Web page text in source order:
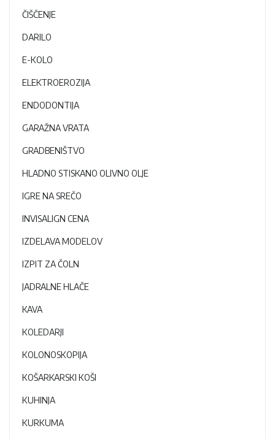
ČIŠČENJE
DARILO
E-KOLO
ELEKTROEROZIJA
ENDODONTIJA
GARAŽNA VRATA
GRADBENIŠTVO
HLADNO STISKANO OLIVNO OLJE
IGRE NA SREČO
INVISALIGN CENA
IZDELAVA MODELOV
IZPIT ZA ČOLN
JADRALNE HLAČE
KAVA
KOLEDARJI
KOLONOSKOPIJA
KOŠARKARSKI KOŠI
KUHINJA
KURKUMA